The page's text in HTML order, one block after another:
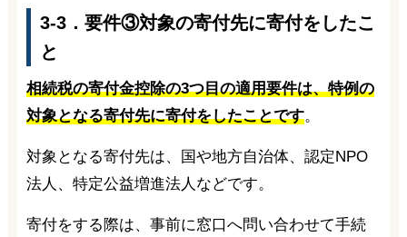
3-3．要件③対象の寄付先に寄付をしたこ
と
相続税の寄付金控除の3つ目の適用要件は、特例の
対象となる寄付先に寄付をしたことです。
対象となる寄付先は、国や地方自治体、認定NPO
法人、特定公益増進法人などです。
寄付をする際は、事前に窓口へ問い合わせて手続